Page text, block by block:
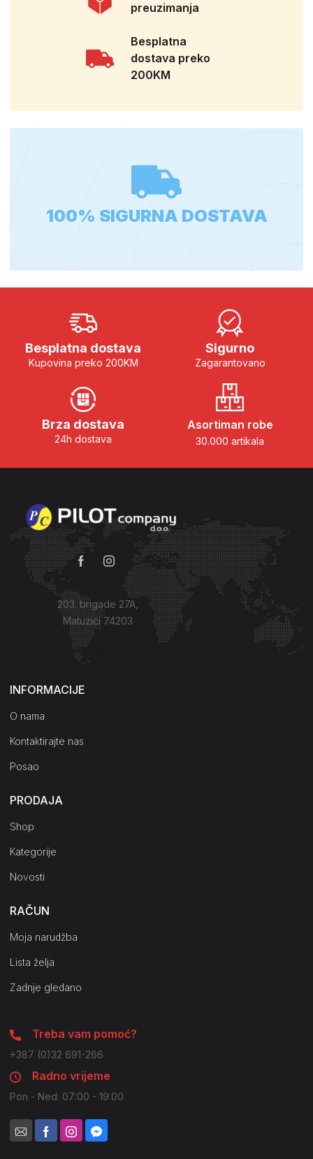
preuzimanja
Besplatna
dostava preko
200KM
100% SIGURNA DOSTAVA
Besplatna dostava
Kupovina preko 200KM
Sigurno
Zagarantovano
Brza dostava
24h dostava
Asortiman robe
30.000 artikala
203. brigade 27A,
Matuzići 74203
Kako do nas?
INFORMACIJE
O nama
Kontaktirajte nas
Posao
PRODAJA
Shop
Kategorije
Novosti
RAČUN
Moja narudžba
Lista želja
Zadnje gledano
Treba vam pomoć?
+387 (0)32 691-266
Radno vrijeme
Pon - Ned: 07:00 - 19:00